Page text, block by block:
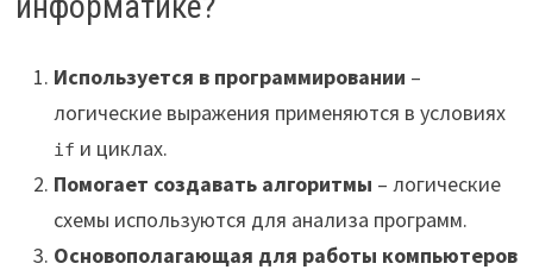
Используется в программировании –
логические выражения применяются в условиях
if и циклах.
Помогает создавать алгоритмы – логические
схемы используются для анализа программ.
Основополагающая для работы компьютеров